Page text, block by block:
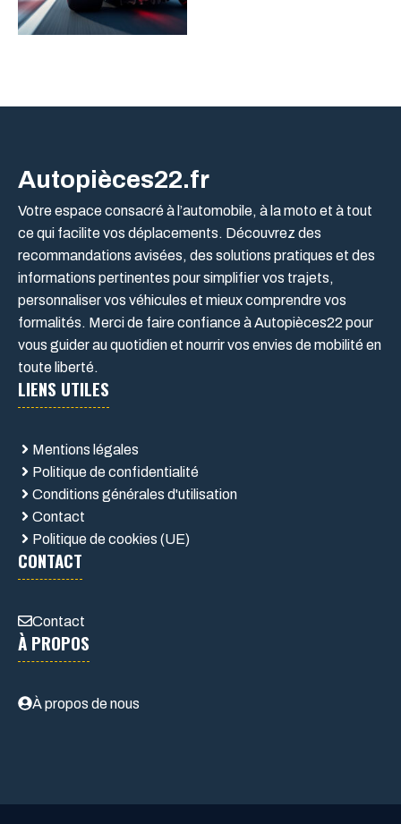
Autopièces22.fr
Votre espace consacré à l’automobile, à la moto et à tout
ce qui facilite vos déplacements. Découvrez des
recommandations avisées, des solutions pratiques et des
informations pertinentes pour simplifier vos trajets,
personnaliser vos véhicules et mieux comprendre vos
formalités. Merci de faire confiance à Autopièces22 pour
vous guider au quotidien et nourrir vos envies de mobilité en
toute liberté.
LIENS UTILES
Mentions légales
Politique de confidentialité
Conditions générales d'utilisation
Contact
Politique de cookies (UE)
CONTACT
Contact
À PROPOS
À propos de nous